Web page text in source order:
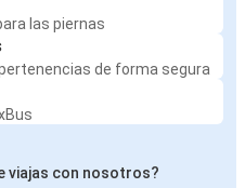
las piernas
de forma segura
viajas con nosotros?